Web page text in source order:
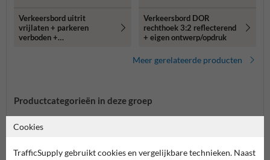
Verkeersbord uitrit
vrijlaten + parkeren
verboden +
Verkeersbord DOR
rechthoek 3:2 reflecterend
+ eigen ontwerp/opdruk
Meer gerelateerde producten
Productcategorieën in deze groep
Cookies
TrafficSupply gebruikt cookies en vergelijkbare technieken. Naast